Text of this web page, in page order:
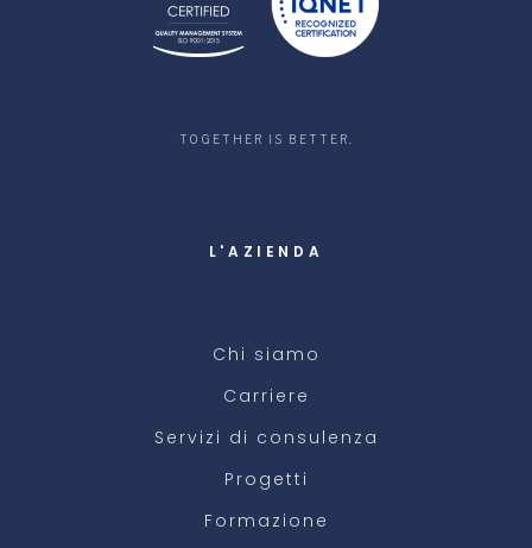
TOGETHER IS BETTER.
L'AZIENDA
Chi siamo
Carriere
Servizi di consulenza
Progetti
Formazione